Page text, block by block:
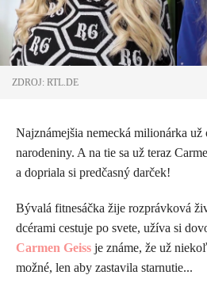
ZDROJ: RTL.DE
Najznámejšia nemecká milionárka už
narodeniny. A na tie sa už teraz
a dopriala si predčasný darček!
Bývalá fitnesáčka žije rozprávková
dcérami cestuje po svete, užíva si
Carmen Geiss je známe, že už
možné, len aby zastavila starnutie...